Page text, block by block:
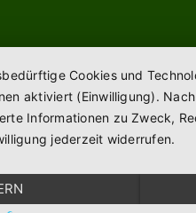
Cookies und
aktiviert (Einwilligung).
Informationen zu Zweck,
jederzeit widerrufen.